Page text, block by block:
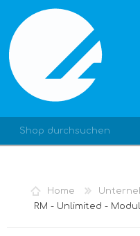
REGISTRIERUNG
ANMELDEN
Home
RM - Unlimited -